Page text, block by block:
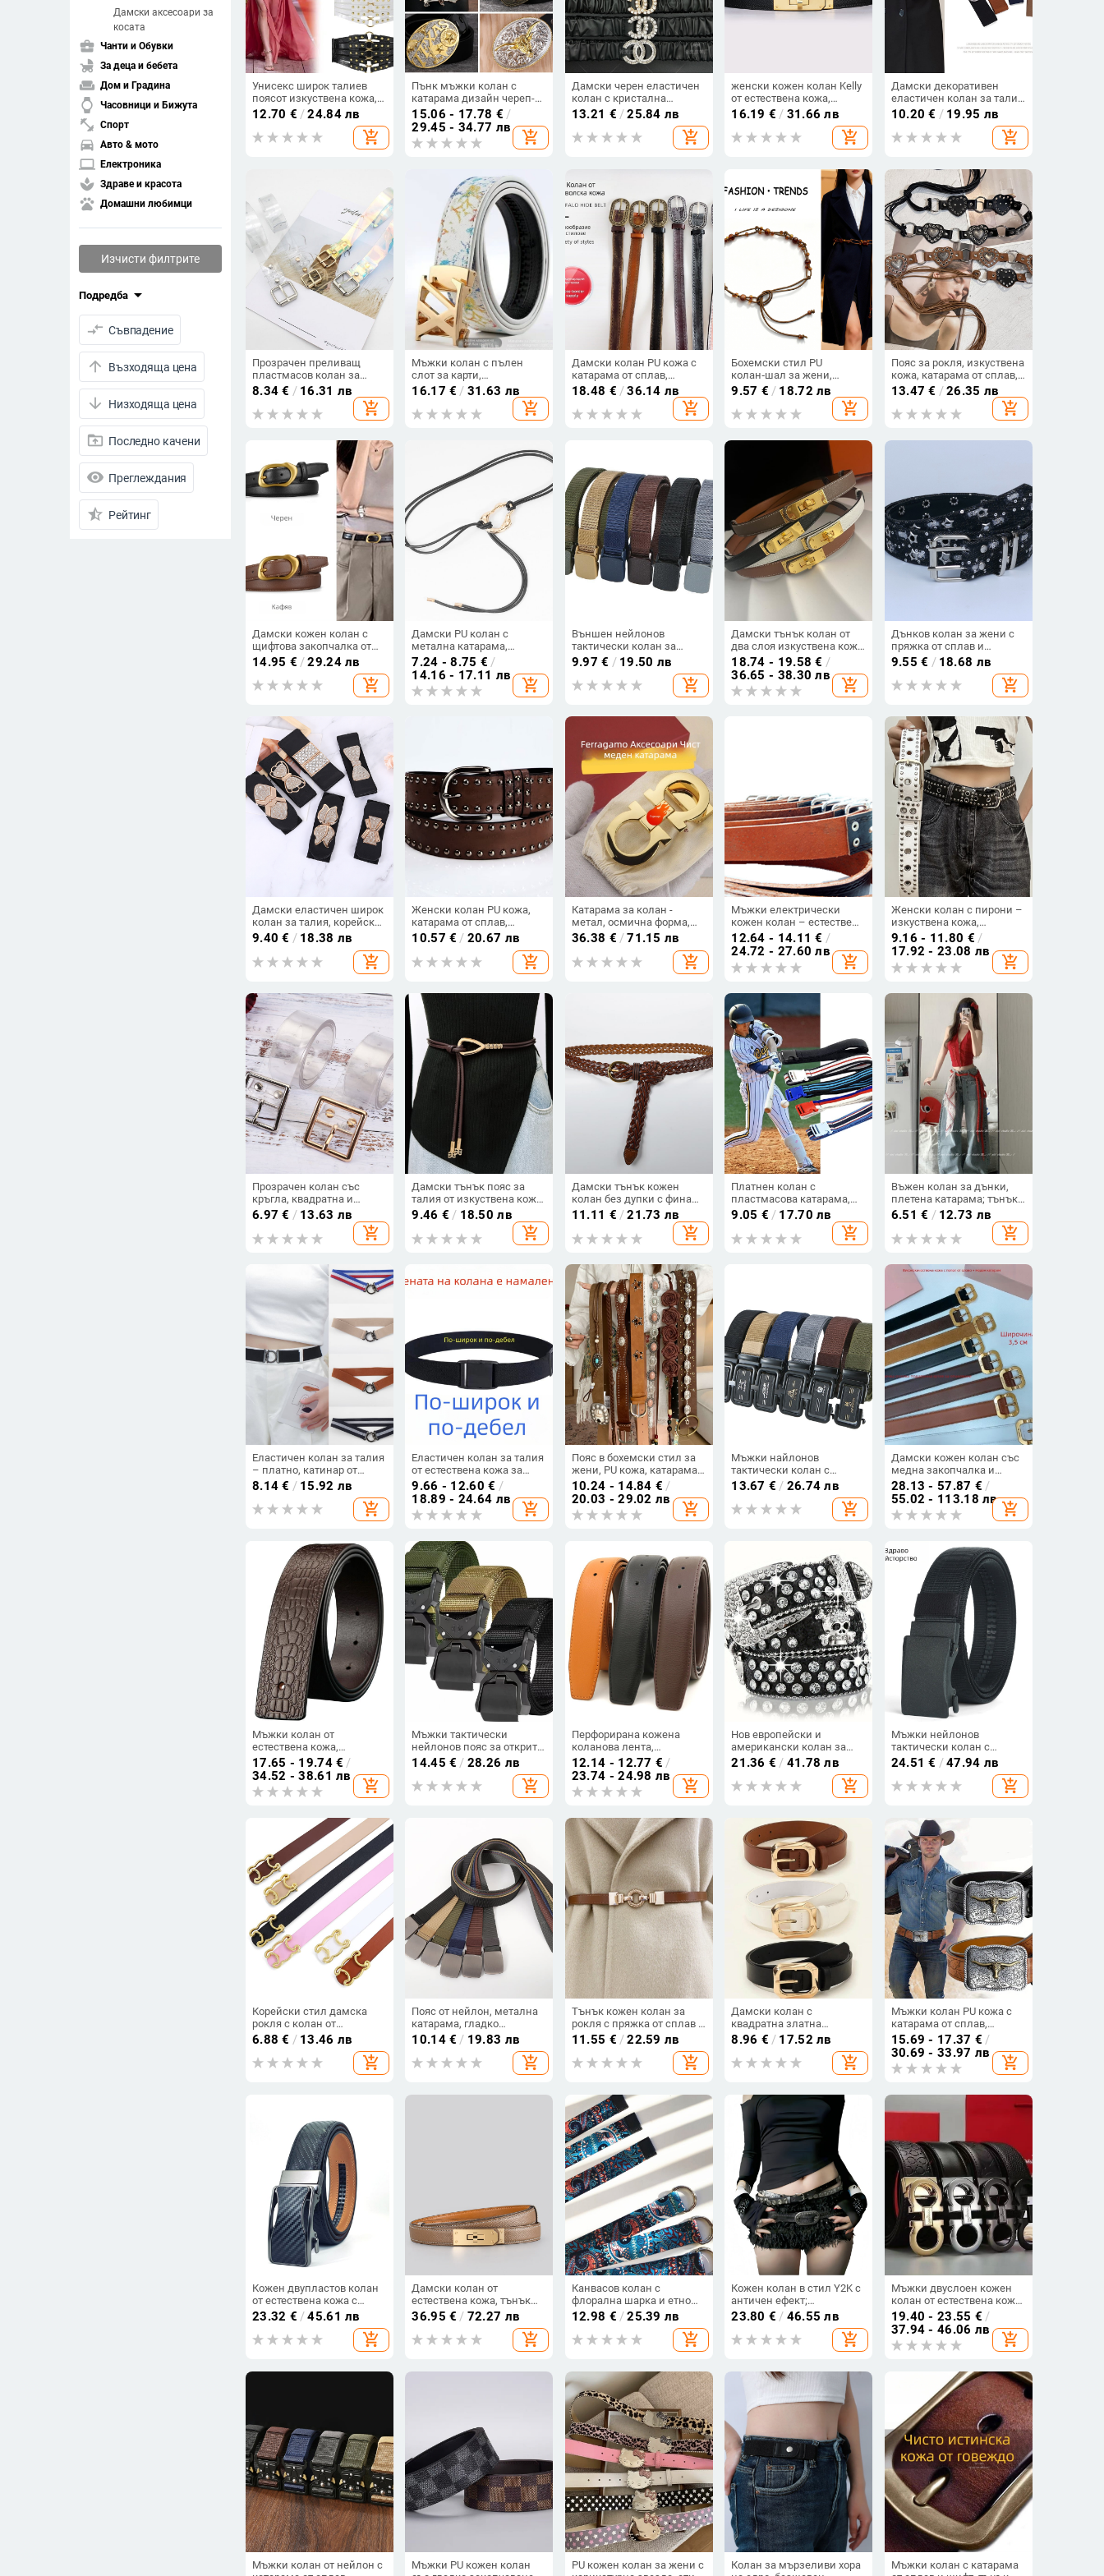
Дамски аксесоари за
косата
business_center Чанти и Обувки
child_friendly За деца и бебета
weekend Дом и Градина
watch Часовници и Бижута
fitness_center Спорт
directions_car Авто & мото
laptop Електроника
spa Здраве и красота
pets Домашни любимци
Изчисти филтрите
Подредба arrow_drop_down
compare_arrows Съвпадение
arrow_upward Възходяща цена
arrow_downward Низходяща цена
drive_folder_upload Последно качени
visibility Преглеждания
star_half Рейтинг
Унисекс широк талиев
поясот изкуствена кожа, с
множество кръгли дупки
за колан, подходящ за
рокли и костюми, четири
12.70 € /24.84 лв
add_shopping_cart
Пънк мъжки колан с
катарама дизайн череп-
длан, PU кожа, катарама
от сплав с пластина,
моден колан
15.06 - 17.78 € /
29.45 - 34.77 лв
add_shopping_cart
Дамски черен еластичен
колан с кристална
катарама, луксозен и
универсален за костюм и
рокля
13.21 € /25.84 лв
add_shopping_cart
женски кожен колан Kelly
от естествена кожа,
въртяща се катарама,
регулируем, тънък стил
16.19 € / 31.66 лв
add_shopping_cart
Дамски декоративен
еластичен колан за талия
с пряжка, широк канвас
колан за рокли, винтидж
стил, дължина 60–80 см
10.20 € / 19.95 лв
add_shopping_cart
Прозрачен преливащ
пластмасов колан за
жени, цветен декоративен
моден аксесоар
8.34 € / 16.31 лв
add_shopping_cart
Мъжки колан с пълен
слот за карти,
автоматично
закопчаване, изкуствена
кожа, катарама от сплав,
16.17 € / 31.63 лв
add_shopping_cart
Дамски колан PU кожа с
катарама от сплав,
артистичен винтидж стил,
лято 2025
18.48 € /36.14 лв
add_shopping_cart
Бохемски стил PU
колан‑шал за жени,
тъкана мъниеста връв за
талия, тънък пояс (<2 см),
ръчна изработка, катинар
9.57 € / 18.72 лв
add_shopping_cart
Пояс за рокля, изкуствена
кожа, катарама от сплав,
закопчаване с кука,
широка версия >4 см,
Лято 2024
13.47 € /26.35 лв
add_shopping_cart
Дамски кожен колан с
щифтова закопчалка от
сплав, двуслойна
кравешка кожа, релефна
обработка,
аксесоар
14.95 € /29.24 лв
add_shopping_cart
Дамски PU колан с
метална катарама,
възелно закопчаване,
тънък дизайн под 2 см,
електроплакиран финиш
7.24 - 8.75 € /
14.16 - 17.11 лв
add_shopping_cart
Външен нейлонов
тактически колан за
спорт, за деца, ширина 2.5
см, пластмасова
катарама, екологично
чист тъкана платнена
9.97 € / 19.50 лв
add_shopping_cart
Дамски тънък колан от
два слоя изкуствена кожа
с въртяща се катарама от
сплав, декоративен
отпечатък на длан,
подходящ за рокли и
18.74 - 19.58 € /
36.65 - 38.30 лв
add_shopping_cart
Дънков колан за жени с
пряжка от сплав и
закопчаване с игла, тънка
ширина (<2 см);
оригинален дизайн;
пролет 2025; бродерия,
на дупки
9.55 € / 18.68 лв
add_shopping_cart
Дамски еластичен широк
колан за талия, корейски
стил, декоративен,
метална изработка,
еднооборотен дизайн,
9.40 € / 18.38 лв
add_shopping_cart
Женски колан PU кожа,
катарама от сплав,
закопчаване с игла, стил
панк и уличен,
декоративни нитове
10.57 € / 20.67 лв
add_shopping_cart
Катарама за колан -
метал, осмична форма,
огледално полирана
повърхност
36.38 € /71.15 лв
add_shopping_cart
Мъжки електрически
кожен колан – естествена
кожа, текстура свинска
кожа, катарама от сплав,
закопчаване щифт,
ширина 2-4 см
12.64 - 14.11 € /
24.72 - 27.60 лв
add_shopping_cart
Женски колан с пирони –
изкуствена кожа,
катарама от сплав,
закопчаване с игла,
ширина 2–4 см, панк стил
9.16 - 11.80 € /
17.92 - 23.08 лв
add_shopping_cart
Прозрачен колан със
кръгла, квадратна и
сърдечна катарама —
дамски колан за дънки и
поли, катарама от сплав,
щифтово закопчаване,
6.97 € / 13.63 лв
add_shopping_cart
Дамски тънък пояс за
талия от изкуствена кожа
в стил въжен –
универсален аксесоар за
рокли и палта, катарама
9.46 € / 18.50 лв
add_shopping_cart
Дамски тънък кожен
колан без дупки с фина
плетена украса, подходящ
за рокля и костюм;
катарама от сплав;
закопчаване с щифт;
11.11 € /21.73 лв
add_shopping_cart
Платнен колан с
пластмасова катарама,
японско-корейски преппи
стил, пролет 2024
9.05 € / 17.70 лв
add_shopping_cart
Въжен колан за дънки,
плетена катарама; тънък
стил (<2 см), материал:
памук и лен, стил: панк/
хип-хоп/неутрален/
6.51 € / 12.73 лв
add_shopping_cart
Еластичен колан за талия
– платно, катинар от
сплав, закопчаване с
катинар, ширина 2–4 см
8.14 € / 15.92 лв
add_shopping_cart
Еластичен колан за талия
от естествена кожа за
мъже и жени, пряжка с
щифт, ширина под 2 см
9.66 - 12.60 € /
18.89 - 24.64 лв
add_shopping_cart
Пояс в бохемски стил за
жени, PU кожа, катарама
от сплав, закопчаване с
пряжка, оригинален
дизайн, лято 2025
10.24 - 14.84 € /
20.03 - 29.02 лв
add_shopping_cart
Мъжки найлонов
тактически колан с
автоматично
закопчаване,
мултифункционален
платнен колан за спорт
13.67 € / 26.74 лв
add_shopping_cart
Дамски кожен колан със
медна закопчалка и
пинов механизъм,
ширина 2-4 см
28.13 - 57.87 € /
55.02 - 113.18 лв
add_shopping_cart
Мъжки колан от
естествена кожа,
двуслойна кравешка кожа
с ембосинг, гладка
пряжка от сплав
17.65 - 19.74€ /
34.52 - 38.61 лв
add_shopping_cart
Мъжки тактически
нейлонов пояс за открито
– стоманена катарама,
автоматично
закопчаване, ширина 2–4
14.45 € / 28.26 лв
add_shopping_cart
Перфорирана кожена
коланова лента,
двуслойна телешка кожа,
гладко закопчаване,
ширина 2–4 cm
12.14 - 12.77 € /
23.74 - 24.98 лв
add_shopping_cart
Нов европейски и
американски колан за
панталони от изкуствена
кожа, персонализирана
модна продажба на едро,
мъжки модерни мъжки
колан, висок клас колан
21.36 € / 41.78 лв
add_shopping_cart
Мъжки нейлонов
тактически колан с
автоматична катарама от
сплав, ежедневен и
универсален стил,
24.51 € /47.94 лв
add_shopping_cart
Корейски стил дамска
рокля с колан от
имитационна кожа, тънък
колан (<2 см),
закопчаване с пластина,
катарама от сплав, стил
6.88 € / 13.46 лв
add_shopping_cart
Пояс от нейлон, метална
катарама, гладко
закопчаване, ширина 2–4
см, произход Jinhua
10.14€ / 19.83 лв
add_shopping_cart
Тънък кожен колан за
рокля с пряжка от сплав и
закопчаване чрез
11.55 € /22.59 лв
add_shopping_cart
Дамски колан с
квадратна златна
катарама и имитация на
кожа, дамски панталони
Maillard с декоративни
панталони, дамски колан
8.96 € / 17.52 лв
add_shopping_cart
Мъжки колан PU кожа с
катарама от сплав,
пластинна катарама в
стил глава на бик, ретро
релефна кожа, уестърн
стил; ширина 2-4 см
15.69 - 17.37 € /
30.69 - 33.97 лв
add_shopping_cart
Кожен двупластов колан
от естествена кожа с
автоматична катарама от
сплав — Quifeutes
23.32 € /45.61 лв
add_shopping_cart
Дамски колан от
естествена кожа, тънък
под 2 см, декоративен
пояс за рокли, поли и
пуловери
36.95 € / 72.27 лв
add_shopping_cart
Канвасов колан с
флорална шарка и етно
стил; Двойна закопчалка;
Материал: тъкане;
Материал на катарамата:
желязо; Тип закопчаване:
оригинален дизайн;
Обработка:
електроплакиране, ръчно
поставени мъниста,
сушене
12.98 € /25.39 лв
add_shopping_cart
Кожен колан в стил Y2K с
античен ефект;
естествена кожа;
катарама от сплав и щифт
за закопчаване; втори
слой телешка кожа; ръчна
финиш
23.80 € / 46.55 лв
add_shopping_cart
Мъжки двуслоен кожен
колан от естествена кожа
с 8-образна катарама,
гладко закопчаване,
ширина 2–4 см, бизнес-
елегантен стил
19.40 - 23.55 € /
37.94 - 46.06 лв
add_shopping_cart
Мъжки колан от нейлон с
Мъжки PU кожен колан
PU кожен колан за жени с
Колан за мързеливи хора
Мъжки колан с катарама